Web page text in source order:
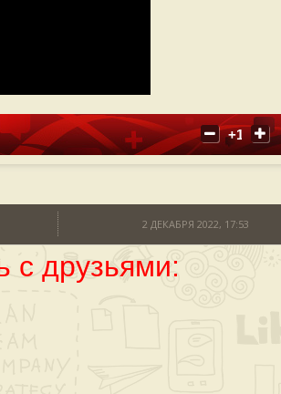
+1
2 ДЕКАБРЯ 2022, 17:53
с друзьями: